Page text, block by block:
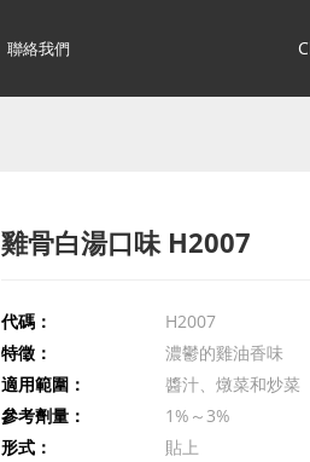
聯絡我們
Loading...
Loading...
雞骨白湯口味 H2007
代碼：
H2007
特徵：
濃鬱的雞油香味
適用範圍：
醬汁、燉菜和炒菜
參考劑量：
1%～3%
形式：
貼上